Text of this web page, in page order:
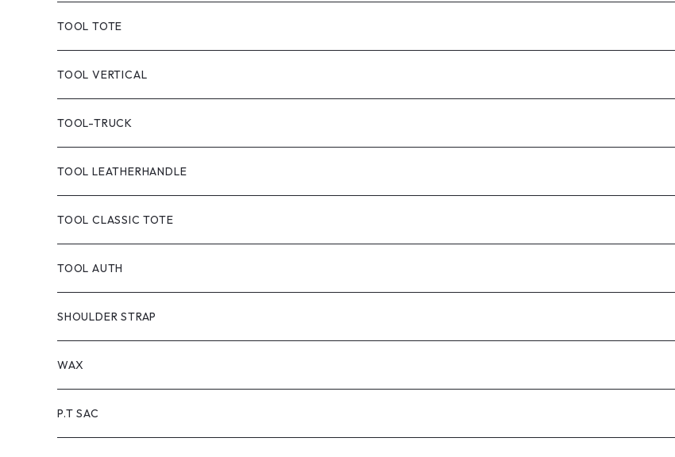
TOOL TOTE
TOOL CLASSIC TOTE
TOOL TOTE(CANVAS)
TOOL CANVAS PAINT
TOOL DYED
TOOL-truck
TOOL AUTH
TOOL VERTICAL
TOOL-TRUCK
TOOL LEATHERHANDLE
CANVAS
handle:black
handle:natural
TOOL CLASSIC TOTE
TOOL AUTH
SHOULDER STRAP
WAX
P.T SAC